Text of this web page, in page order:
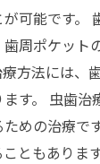
可能です。
周ポケット
方法には、
す。 虫歯治
めの治療で
ともありま